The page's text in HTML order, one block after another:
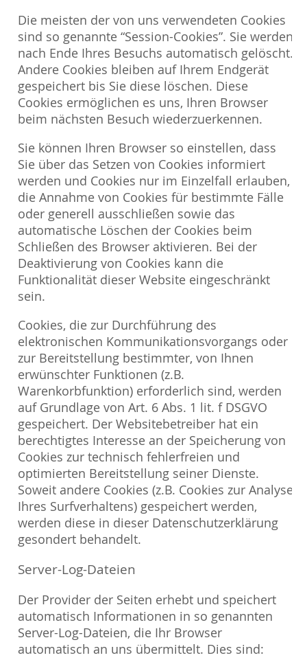
Die meisten der von uns verwendeten Cookies
sind so genannte “Session-Cookies”. Sie werden
nach Ende Ihres Besuchs automatisch gelöscht.
Andere Cookies bleiben auf Ihrem Endgerät
gespeichert bis Sie diese löschen. Diese
Cookies ermöglichen es uns, Ihren Browser
beim nächsten Besuch wiederzuerkennen.
Sie können Ihren Browser so einstellen, dass
Sie über das Setzen von Cookies informiert
werden und Cookies nur im Einzelfall erlauben,
die Annahme von Cookies für bestimmte Fälle
oder generell ausschließen sowie das
automatische Löschen der Cookies beim
Schließen des Browser aktivieren. Bei der
Deaktivierung von Cookies kann die
Funktionalität dieser Website eingeschränkt
sein.
Cookies, die zur Durchführung des
elektronischen Kommunikationsvorgangs oder
zur Bereitstellung bestimmter, von Ihnen
erwünschter Funktionen (z.B.
Warenkorbfunktion) erforderlich sind, werden
auf Grundlage von Art. 6 Abs. 1 lit. f DSGVO
gespeichert. Der Websitebetreiber hat ein
berechtigtes Interesse an der Speicherung von
Cookies zur technisch fehlerfreien und
optimierten Bereitstellung seiner Dienste.
Soweit andere Cookies (z.B. Cookies zur Analyse
Ihres Surfverhaltens) gespeichert werden,
werden diese in dieser Datenschutzerklärung
gesondert behandelt.
Server-Log-Dateien
Der Provider der Seiten erhebt und speichert
automatisch Informationen in so genannten
Server-Log-Dateien, die Ihr Browser
automatisch an uns übermittelt. Dies sind: